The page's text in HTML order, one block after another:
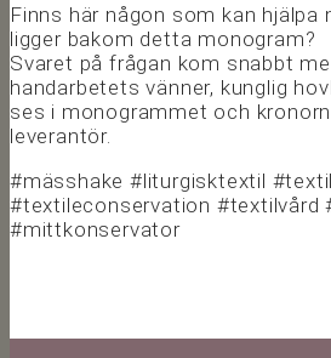
Finns här någon som kan hjälpa
ligger bakom detta monogram?
Svaret på frågan kom snabbt
handarbetets vänner, kunglig
ses i monogrammet och
leverantör.
#mässhake #liturgisktextil
#textileconservation #textilvård
#mittkonservator